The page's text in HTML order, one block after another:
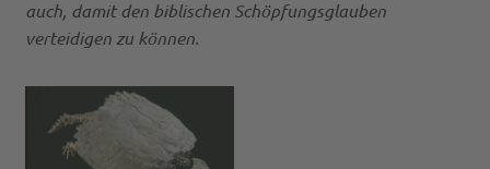
auch, damit den biblischen Schöpfungsglauben
verteidigen zu können.